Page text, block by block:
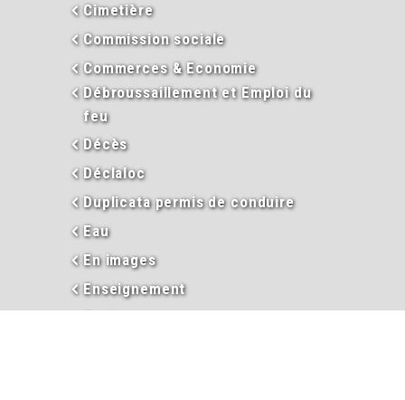
Cimetière
Commission sociale
Commerces & Economie
Débroussaillement et Emploi du
feu
Décès
Déclaloc
Duplicata permis de conduire
Eau
En images
Enseignement